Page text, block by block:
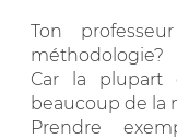
Ton
méthodologie?
Car la plupart
beaucoup de la
Prendre